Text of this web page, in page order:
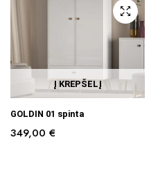
Į KREPŠELĮ
GOLDIN 01 spinta
349,00 €